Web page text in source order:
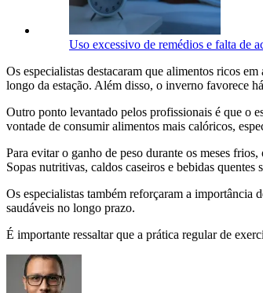
Uso excessivo de remédios e falta de
Os especialistas destacaram que alimentos ricos
longo da estação. Além disso, o inverno favorece
Outro ponto levantado pelos profissionais é que o
vontade de consumir alimentos mais calóricos,
Para evitar o ganho de peso durante os meses
Sopas nutritivas, caldos caseiros e bebidas
Os especialistas também reforçaram a importância
saudáveis no longo prazo.
É importante ressaltar que a prática regular de